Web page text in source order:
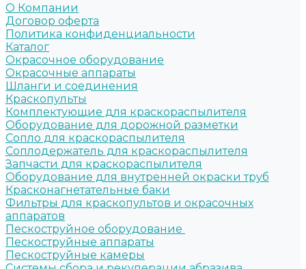
О Компании
Договор оферта
Политика конфиденциальности
Каталог
Окрасочное оборудование
Окрасочные аппараты
Шланги и соединения
Краскопульты
Комплектующие для краскораспылителя
Оборудование для дорожной разметки
Сопло для краскораспылителя
Соплодержатель для краскораспылителя
Запчасти для краскораспылителя
Оборудование для внутренней окраски труб
Красконагнетательные баки
Фильтры для краскопультов и окрасочных
аппаратов
Пескоструйное оборудование
Пескоструйные аппараты
Пескоструйные камеры